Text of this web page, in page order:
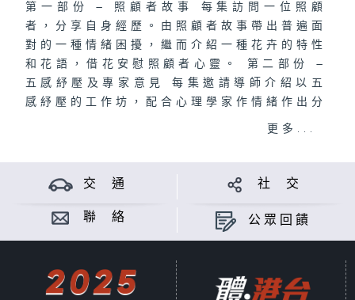
第一部份 – 照顧者故事 每集訪問一位照顧
者，分享自身經歷。由照顧者故事帶出普遍面
對的一種情緒困擾，繼而介紹一種花卉的特性
和花語，借花安慰照顧者心靈。 第二部份 –
五感紓壓及專家意見 每集邀請導師介紹以五
感紓壓的工作坊，配合心理學家作情緒作出分
析，教導紓解方法，藉此鼓勵照顧者注重個人
丁創意製作有限公司製作
意見
更多...
交 通 社 交
聯 絡 公眾回饋